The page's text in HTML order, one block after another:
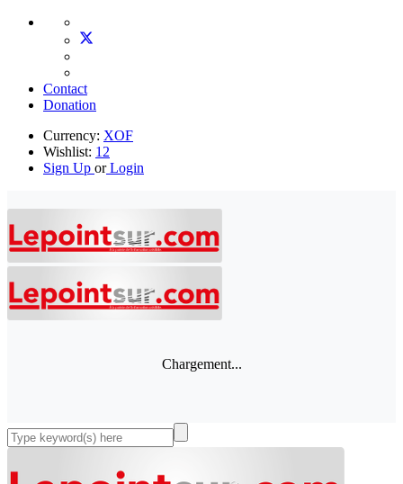
Contact
Donation
Currency: XOF
Wishlist: 12
Sign Up orLogin
Chargement...